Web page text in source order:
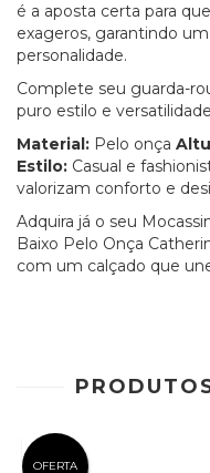
é a aposta certa para
exageros, garantindo
personalidade.
Complete seu guarda-
puro estilo e
Material: Pelo onça
Estilo: Casual e
valorizam conforto e
Adquira já o seu
Baixo Pelo Onça
com um calçado que
OFERTA